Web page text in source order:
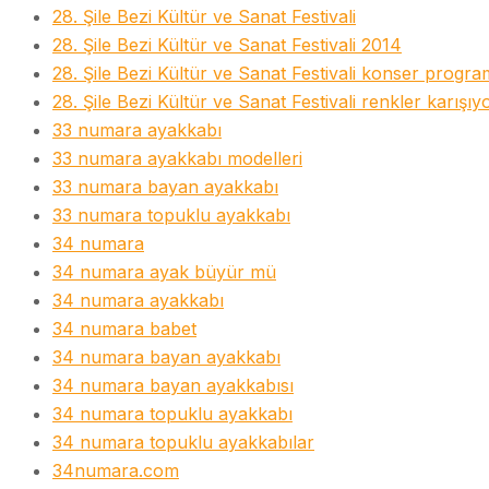
28. Şile Bezi Kültür ve Sanat Festivali
28. Şile Bezi Kültür ve Sanat Festivali 2014
28. Şile Bezi Kültür ve Sanat Festivali konser
28. Şile Bezi Kültür ve Sanat Festivali renkler
33 numara ayakkabı
33 numara ayakkabı modelleri
33 numara bayan ayakkabı
33 numara topuklu ayakkabı
34 numara
34 numara ayak büyür mü
34 numara ayakkabı
34 numara babet
34 numara bayan ayakkabı
34 numara bayan ayakkabısı
34 numara topuklu ayakkabı
34 numara topuklu ayakkabılar
34numara.com